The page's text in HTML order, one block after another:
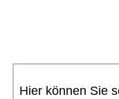
Hier können Sie